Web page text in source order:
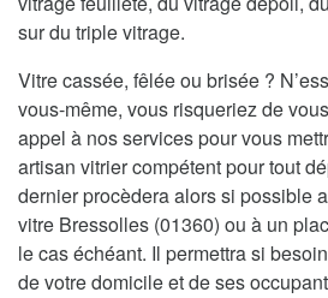
sur du triple vitrage.
Vitre cassée, fêlée ou brisée ?
vous-même, vous risqueriez de
appel à nos services pour vous
artisan vitrier compétent pour tout
dernier procèdera alors si possible
vitre Bressolles (01360) ou à un
le cas échéant. Il permettra si
de votre domicile et de ses